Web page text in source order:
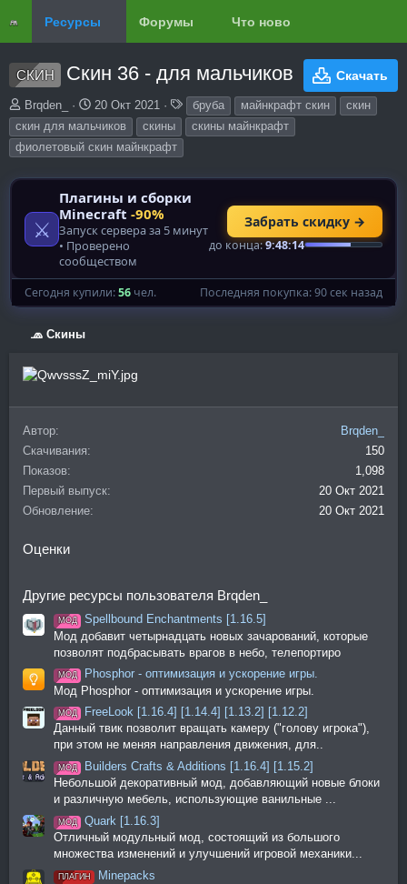
Ресурсы Форумы Что нового?
СКИН Скин 36 - для мальчиков Скачать
А
в
т
о
Brqden_
Д
а
т
а
з
д
а
н
и
я
20 Окт 2021
е
г
бруба майнкрафт скин
скин
скин для мальчиков
скины
скины майнкрафт
фиолетовый скин майнкрафт
🧢 Скины
Автор
Brqden_
Скачивания
150
Показов
1,098
Первый выпуск
20 Окт 2021
Обновление
20 Окт 2021
Оценки
Другие ресурсы пользователя Brqden_
МОД
Spellbound Enchantments [1.16.5]
Мод добавит четырнадцать новых зачарований, которые
позволят подбрасывать врагов в небо, телепортиро
МОД
Phosphor - оптимизация и ускорение игры.
Мод Phosphor - оптимизация и ускорение игры.
МОД
FreeLook [1.16.4] [1.14.4] [1.13.2] [1.12.2]
Данный твик позволит вращать камеру ("голову игрока"),
при этом не меняя направления движения, для..
МОД
Builders Crafts & Additions [1.16.4] [1.15.2]
Небольшой декоративный мод, добавляющий новые блоки
и различную мебель, использующие ванильные ...
МОД
Quark [1.16.3]
Отличный модульный мод, состоящий из большого
множества изменений и улучшений игровой механики...
ПЛАГИН
Minepacks